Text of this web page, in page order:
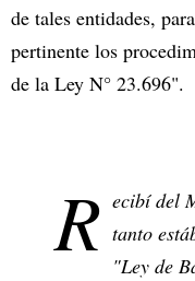
de tales entidades,
pertinente los
de la Ley N° 23.696".
R ecibí del
tanto
"Ley de